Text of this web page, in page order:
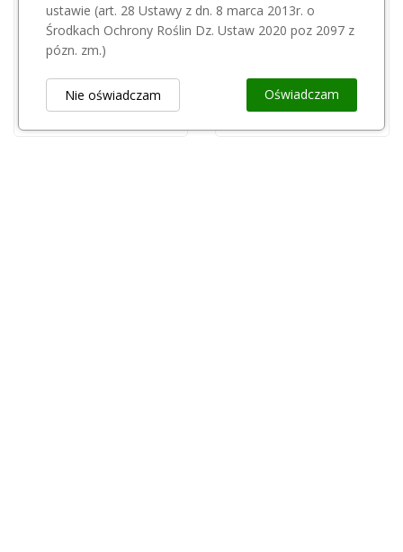
Sortownik pojedynczy (miarka) 8,5 cm
15,01 zł
ustawie (art. 28 Ustawy z dn. 8 marca 2013r. o
Środkach Ochrony Roślin Dz. Ustaw 2020 poz 2097 z
pózn. zm.)
Oświadczam
Nie oświadczam